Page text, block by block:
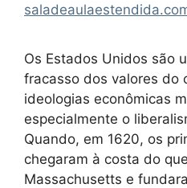
Os Estados Unidos são
fracasso dos valores do
ideologias econômicas
especialmente o
Quando, em 1620, os
chegaram à costa do
Massachusetts e